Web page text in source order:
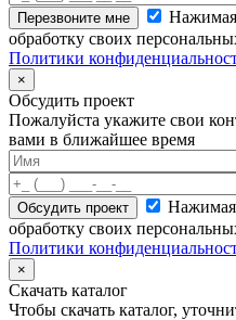
Нажимая
обработку своих
Политики
×
Обсудить проект
Пожалуйста укажите свои
вами в ближайшее время
Нажимая
обработку своих
Политики
×
Скачать каталог
Чтобы скачать каталог,